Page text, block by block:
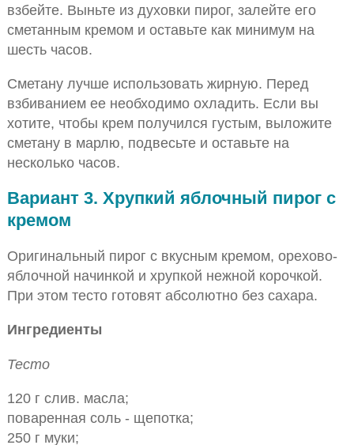
взбейте. Выньте из духовки пирог, залейте его
сметанным кремом и оставьте как минимум на
шесть часов.
Сметану лучше использовать жирную. Перед
взбиванием ее необходимо охладить. Если вы
хотите, чтобы крем получился густым, выложите
сметану в марлю, подвесьте и оставьте на
несколько часов.
Вариант 3. Хрупкий яблочный пирог с
кремом
Оригинальный пирог с вкусным кремом, орехово-
яблочной начинкой и хрупкой нежной корочкой.
При этом тесто готовят абсолютно без сахара.
Ингредиенты
Тесто
120 г слив. масла;
поваренная соль - щепотка;
250 г муки;